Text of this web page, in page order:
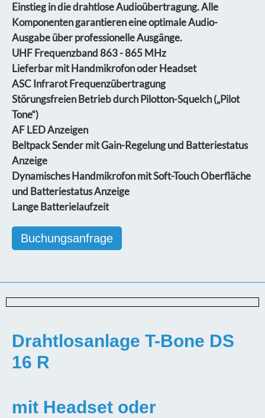
Einstieg in die drahtlose Audioübertragung. Alle
Komponenten garantieren eine optimale Audio-
Ausgabe über professionelle Ausgänge.
UHF Frequenzband 863 - 865 MHz
Lieferbar mit Handmikrofon oder Headset
ASC Infrarot Frequenzübertragung
Störungsfreien Betrieb durch Pilotton-Squelch („Pilot
Tone“)
AF LED Anzeigen
Beltpack Sender mit Gain-Regelung und Batteriestatus
Anzeige
Dynamisches Handmikrofon mit Soft-Touch Oberfläche
und Batteriestatus Anzeige
Lange Batterielaufzeit
Buchungsanfrage
Drahtlosanlage T-Bone DS
16 R
mit Headset oder